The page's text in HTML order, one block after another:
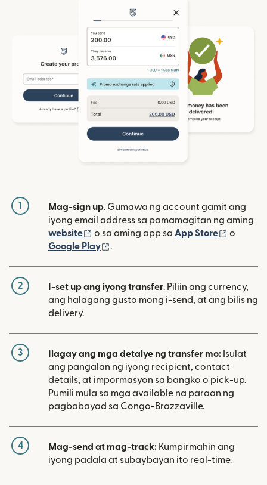
1 Mag-sign up. Gumawa ng account gamit ang
iyong email address sa pamamagitan ng aming
website
(bubukas sa bagong window)
o sa aming app sa App Store
o
Google Play
.
2 I-set up ang iyong transfer. Piliin ang currency,
ang halagang gusto mong i-send, at ang bilis ng
delivery.
3 Ilagay ang mga detalye ng transfer mo: Isulat
ang pangalan ng iyong recipient, contact
details, at impormasyon sa bangko o pick-up.
Pumili mula sa mga available na paraan ng
pagbabayad sa Congo-Brazzaville.
4 Mag-send at mag-track: Kumpirmahin ang
iyong padala at subaybayan ito real-time.